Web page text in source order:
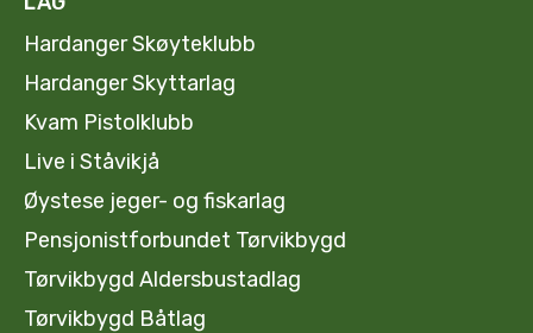
Hardanger Skøyteklubb
Hardanger Skyttarlag
Kvam Pistolklubb
Live i Ståvikjå
Øystese jeger- og fiskarlag
Pensjonistforbundet Tørvikbygd
Tørvikbygd Aldersbustadlag
Tørvikbygd Båtlag